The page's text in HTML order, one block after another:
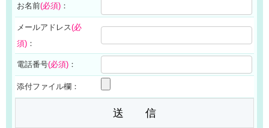
お名前(必須) ：
メールアドレス(必
須) ：
電話番号(必須) ：
添付ファイル欄：